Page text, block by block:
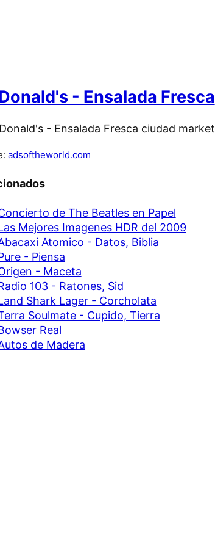
- Ensalada Fresca
adsoftheworld.com
de The Beatles en Papel
Mejores Imagenes HDR del 2009
Atomico - Datos, Biblia
- Piensa
- Maceta
103 - Ratones, Sid
Shark Lager - Corcholata
Soulmate - Cupido, Tierra
Real
de Madera